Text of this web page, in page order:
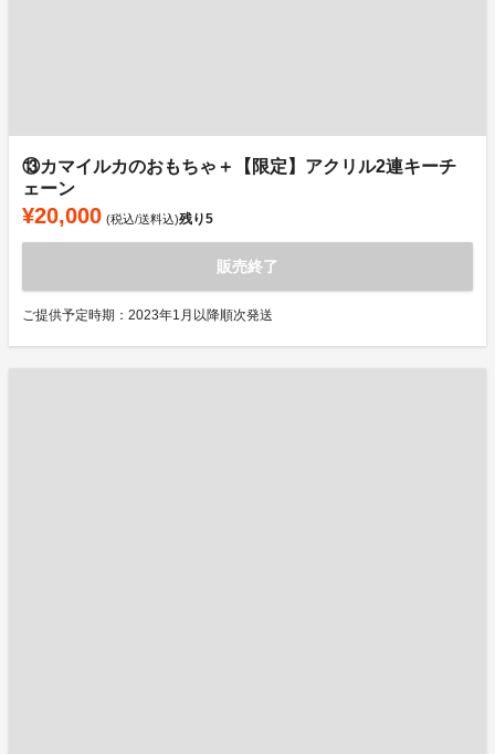
⑬カマイルカのおもちゃ＋【限定】アクリル2連キーチ
ェーン
¥20,000 (税込/送料込)残り5
販売終了
ご提供予定時期：2023年1月以降順次発送